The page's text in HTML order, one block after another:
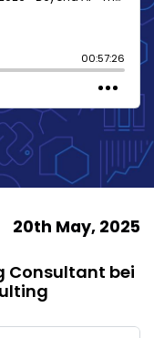
20th May, 2025
Consultant bei